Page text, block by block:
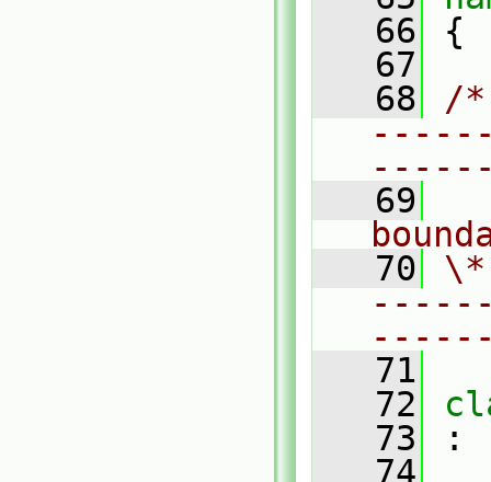
   66
{
   67
   68
/
   69
   70
   71
   72
   73
:
   74